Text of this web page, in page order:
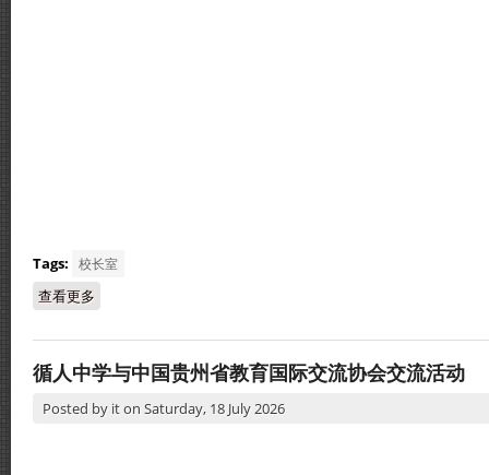
Tags: 校长室
查看更多
循人中学与中国贵州省教育国际交流协会交流活动
Posted by iton Saturday, 18 July 2026